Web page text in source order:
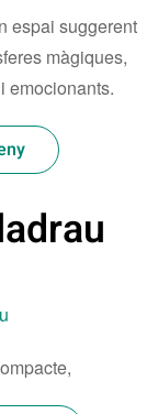
espai suggerent
màgiques,
emocionants.